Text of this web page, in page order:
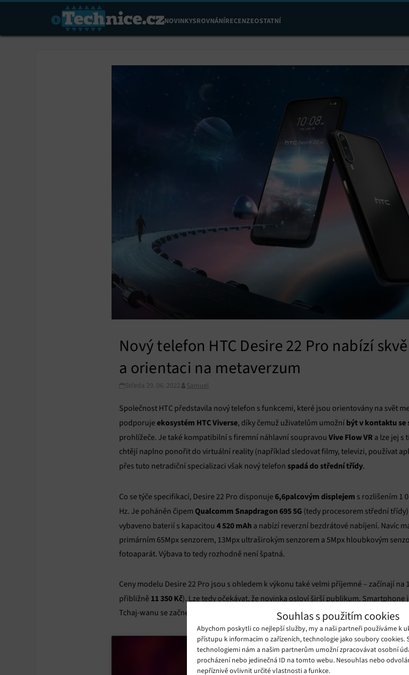
Souhlas s použitím cookies
Abychom poskytli co nejlepší služby, my a naši partneři používáme k
přístupu k informacím o zařízeních, technologie jako soubory cookies.
technologiemi nám a našim partnerům umožní zpracovávat osobní
procházení nebo jedinečná ID na tomto webu. Nesouhlas nebo
nepříznivě ovlivnit určité vlastnosti a funkce.
NOVINKYSROVNÁNÍRECENZEOSTATNÍ
Nový telefon HTC Desire 22 Pro nabízí
a orientaci na metaverzum
Středa 29. 06. 2022 Samuel
Společnost HTC představila nový telefon s funkcemi, které jsou orientovány na svět
podporuje ekosystém HTC Viverse, díky čemuž uživatelům umožní být v kontaktu se
prohlížeče. Je také kompatibilní s firemní náhlavní soupravou Vive Flow VR a lze jej s
chtějí naplno ponořit do virtuální reality (například sledovat filmy, televizi, používat
přes tuto netradiční specializaci však nový telefon spadá do střední třídy.
Co se týče specifikací, Desire 22 Pro disponuje 6,6palcovým displejem s rozlišením 1
Hz. Je poháněn čipem Qualcomm Snapdragon 6955G (tedy procesorem střední
vybaveno baterií s kapacitou 4 520 mAh a nabízí reverzní bezdrátové nabíjení. Navíc
primárním 65Mpx senzorem, 13Mpx ultraširokým senzorem a 5Mpx hloubkovým
fotoaparát. Výbava to tedy rozhodně není špatná.
Ceny modelu Desire 22 Pro jsou s ohledem k výkonu také velmi příjemné – začínají
přibližně 11 350 Kč). Lze tedy očekávat, že novinka osloví širší publikum.
Tchaj-wanu se začne prodávat 1. července, ve Velké Británii od 1. srpna.